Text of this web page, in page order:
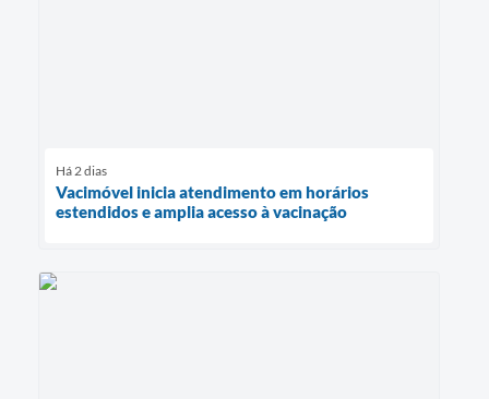
Há 2 dias
Vacimóvel inicia atendimento em horários
estendidos e amplia acesso à vacinação